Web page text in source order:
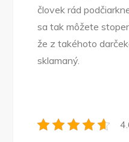
človek rád
sa tak môžete
že z takéhoto
sklamaný.